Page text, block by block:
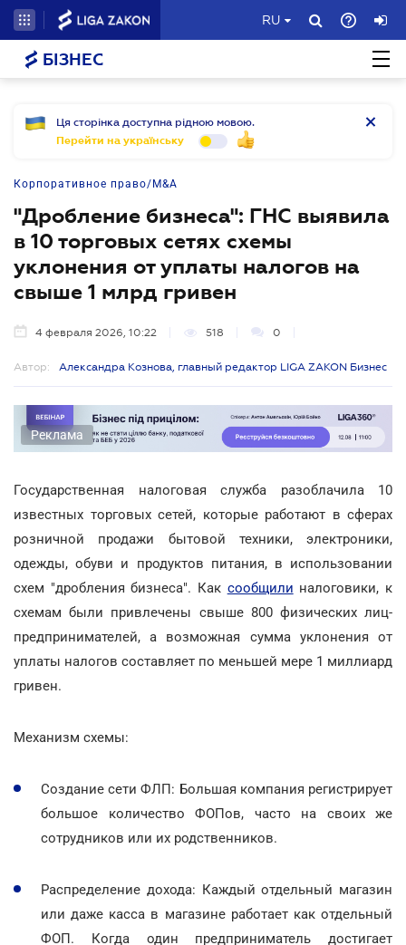
RU
БІЗНЕС
Ця сторінка доступна рідною мовою.
Перейти на українську
Корпоративное право/M&A
"Дробление бизнеса": ГНС выявила
в 10 торговых сетях схемы
уклонения от уплаты налогов на
свыше 1 млрд гривен
4 февраля 2026, 10:22 518 0
Автор: Александра Кознова, главный редактор LIGA ZAKON Бизнес
Реклама
Государственная налоговая служба разоблачила 10
известных торговых сетей, которые работают в сферах
розничной продажи бытовой техники, электроники,
одежды, обуви и продуктов питания, в использовании
схем "дробления бизнеса". Как сообщили налоговики, к
схемам были привлечены свыше 800 физических лиц-
предпринимателей, а возможная сумма уклонения от
уплаты налогов составляет по меньшей мере 1 миллиард
гривен.
Механизм схемы:
Создание сети ФЛП: Большая компания регистрирует
большое количество ФОПов, часто на своих же
сотрудников или их родственников.
Распределение дохода: Каждый отдельный магазин
или даже касса в магазине работает как отдельный
ФОП. Когда один предприниматель достигает